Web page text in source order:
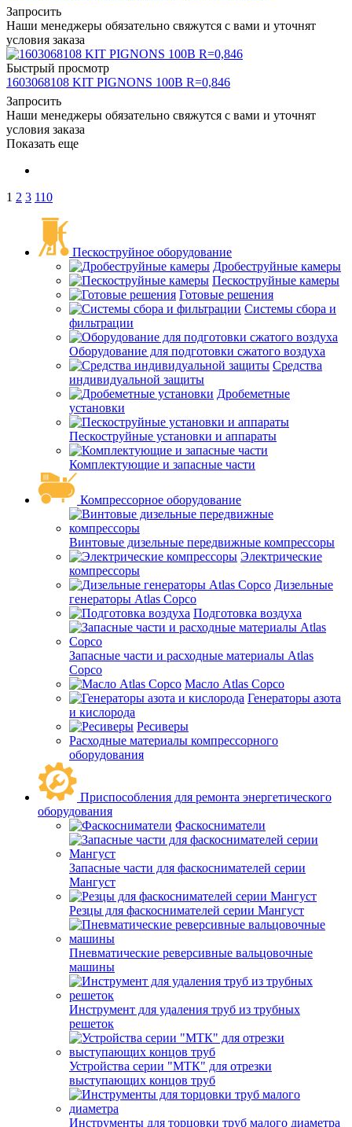
Запросить
Наши менеджеры обязательно свяжутся с вами и уточнят
условия заказа
Быстрый просмотр
1603068108 KIT PIGNONS 100B R=0,846
Запросить
Наши менеджеры обязательно свяжутся с вами и уточнят
условия заказа
Показать еще
1 2 3 110
Пескоструйное оборудование
Дробеструйные камеры
Пескоструйные камеры
Готовые решения
Системы сбора и
фильтрации
Оборудование для подготовки сжатого воздуха
Средства
индивидуальной защиты
Дробеметные
установки
Пескоструйные установки и аппараты
Комплектующие и запасные части
Компрессорное оборудование
Винтовые дизельные передвижные компрессоры
Электрические
компрессоры
Дизельные
генераторы Atlas Copco
Подготовка воздуха
Запасные части и расходные материалы Atlas
Copco
Масло Atlas Copco
Генераторы азота
и кислорода
Ресиверы
Расходные материалы компрессорного
оборудования
Приспособления для ремонта энергетического
оборудования
Фаскосниматели
Запасные части для фаскоснимателей серии
Мангуст
Резцы для фаскоснимателей серии Мангуст
Пневматические реверсивные вальцовочные
машины
Инструмент для удаления труб из трубных
решеток
Устройства серии "МТК" для отрезки
выступающих концов труб
Инструменты для торцовки труб малого диаметра